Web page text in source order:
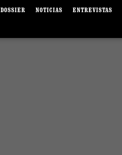
DOSSIER NOTICIAS ENTREVISTAS